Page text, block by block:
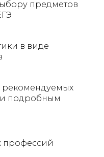
предметов
в виде
рекомендуемых
и подробным
профессий